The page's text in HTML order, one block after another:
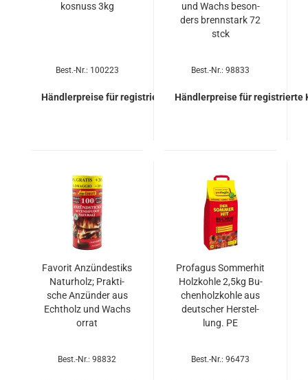
kos­nuss 3kg
Best.-Nr.: 100223
Händlerpreise für registrierte Kunden
und Wachs be­son­
ders brenn­stark 72
stck
Best.-Nr.: 98833
Händlerpreise für registrierte
Fa­vo­rit An­zün­des­tiks
Na­tur­holz; Prak­ti­
sche An­zün­der aus
Echt­holz und Wachs
orrat
Best.-Nr.: 98832
Pro­fa­gus Som­mer­hit
Holz­koh­le 2,5kg Bu­
chen­holz­koh­le aus
deut­scher Her­stel­
lung. PE
Best.-Nr.: 96473